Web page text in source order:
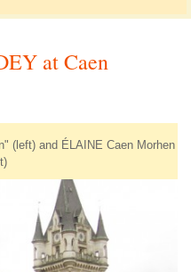
at Caen
(left) and ÉLAINE Caen Morhen